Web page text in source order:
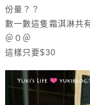
份量？？
數一數這隻霜淇淋共
＠０＠
這樣只要$30